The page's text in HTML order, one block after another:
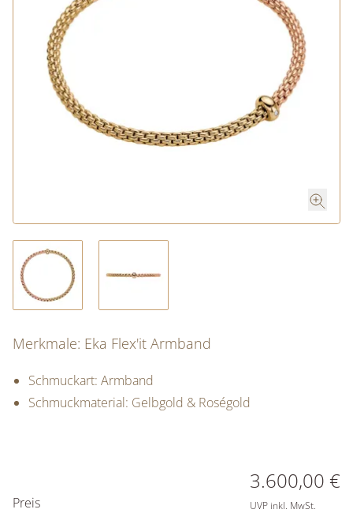
Merkmale: Eka Flex'it Armband
Schmuckart: Armband
Schmuckmaterial: Gelbgold & Roségold
Preis
3.600,00 €
UVP inkl. MwSt.